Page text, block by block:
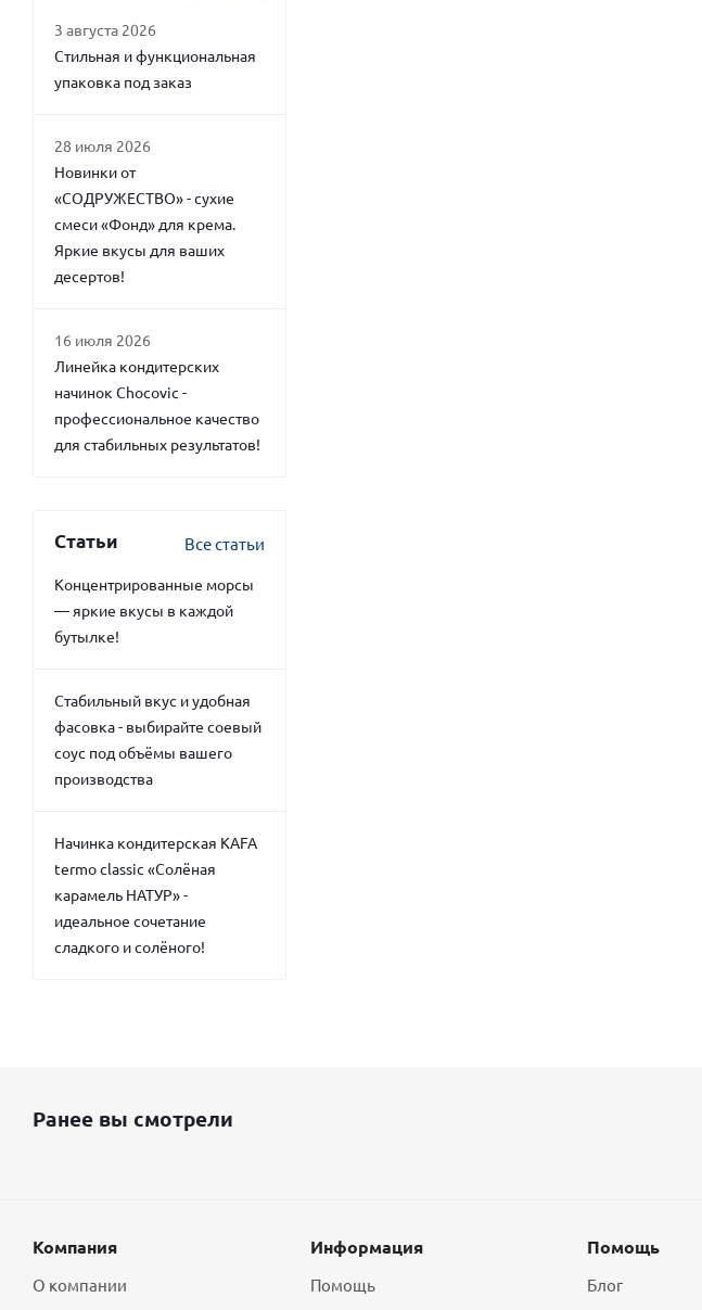
3 августа 2026
Стильная и функциональная
упаковка под заказ
28 июля 2026
Новинки от
«СОДРУЖЕСТВО» - сухие
смеси «Фонд» для крема.
Яркие вкусы для ваших
десертов!
16 июля 2026
Линейка кондитерских
начинок Chocovic -
профессиональное качество
для стабильных результатов!
Статьи Все статьи
Концентрированные морсы
— яркие вкусы в каждой
бутылке!
Стабильный вкус и удобная
фасовка - выбирайте соевый
соус под объёмы вашего
производства
Начинка кондитерская KAFA
termo classic «Солёная
карамель НАТУР» -
идеальное сочетание
сладкого и солёного!
Ранее вы смотрели
Компания
О компании
Информация
Помощь
Помощь
Блог